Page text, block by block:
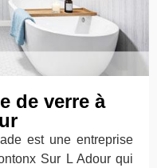
de verre à
est une entreprise
Sur L Adour qui